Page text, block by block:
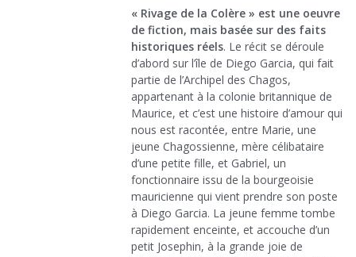
« Rivage de la Colère » est une oeuvre
de fiction, mais basée sur des faits
historiques réels. Le récit se déroule
d’abord sur l’île de Diego Garcia, qui fait
partie de l’Archipel des Chagos,
appartenant à la colonie britannique de
Maurice, et c’est une histoire d’amour qui
nous est racontée, entre Marie, une
jeune Chagossienne, mère célibataire
d’une petite fille, et Gabriel, un
fonctionnaire issu de la bourgeoisie
mauricienne qui vient prendre son poste
à Diego Garcia. La jeune femme tombe
rapidement enceinte, et accouche d’un
petit Josephin, à la grande joie de